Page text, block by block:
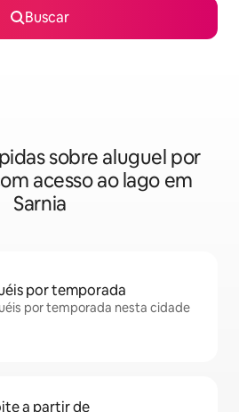
Buscar
sobre aluguel por
acesso ao lago em
Sarnia
por temporada
por temporada nesta cidade
a partir de